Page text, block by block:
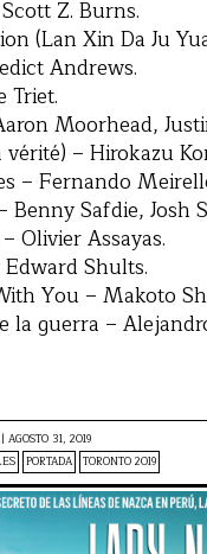
Z. Burns.
(Lan Xin Da Ju
Andrews.
Triet.
Moorhead,
– Hirokazu
– Fernando
Benny Safdie, Josh
Olivier Assayas.
Shults.
You – Makoto
la guerra –
| AGOSTO 31, 2019
PORTADA TORONTO 2019